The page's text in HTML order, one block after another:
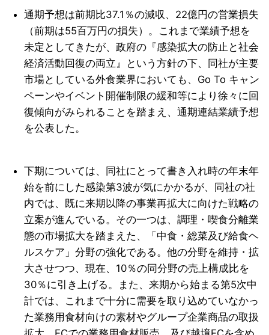
通期予想は前期比37.1％の減収、22億円の営業損失
（前期は55百万円の損失）。これまで業績予想を
未定としてきたが、政府の『感染拡大の防止と社会
経済活動回復の両立』という方針の下、同社が主要
市場としている外食業界においても、Go To キャン
ペーンやイベント開催制限の緩和等により徐々に回
復傾向がみられることを踏まえ、通期連結業績予想
を公表した。
下期については、同社にとって書き入れ時の年末年
始を前にした感染第3波が気にかかるが、同社の社
内では、既に来期以降の事業再拡大に向けた戦略の
立案が進んでいる。その一つは、調理・喫食分離業
態の市場拡大を踏まえた、「中食・総菜及び給食ヘ
ルスケア」分野の強化である。他の分野を維持・拡
大させつつ、現在、10％の同分野の売上構成比を
30％に引き上げる。また、来期から始まる第5次中
計では、これまで十分に需要を取り込めていなかっ
た業務用食材向けの素材やグループ企業商品の取扱